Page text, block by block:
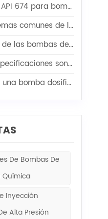
para bombas de chorro
las bombas de alta presión y sus soluciones
de pozos en la acidificación, fracturación y cementación.
a la hora de personalizar una unidad modular para bomba de inyección de agua?
dosificadora de diafragma mecánica?
De Bombas De
Química
Inyección
Alta Presión